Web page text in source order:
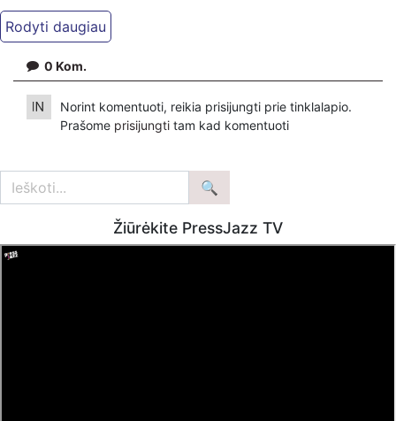
Kiti mūsų kanalai:
Ekspertai.eu Telegram'e – https://t.me/ekspertaiTelegram
https://www.ekspertai.eu
Mūsų veikla galima tik dėka skaitytojų ir žiūrovų, mus
VšĮ „Ekspertai.eu“ per PayPal paspaudę šią nuorodą –
https://www.paypal.com/paypalme/Ekspertaieu?
0 Kom.
Norint komentuoti, reikia prisijungti prie tinklalapio.
Prašome prisijungti tam kad komentuoti
Žiūrėkite PressJazz TV